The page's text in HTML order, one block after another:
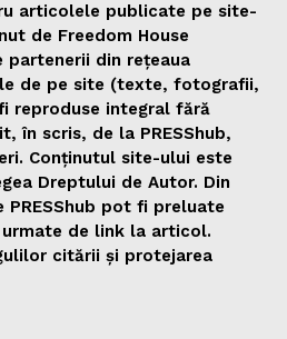
articolele publicate pe site-
de Freedom House
partenerii din rețeaua
de pe site (texte, fotografii,
reproduse integral fără
în scris, de la PRESShub,
Conținutul site-ului este
Dreptului de Autor. Din
pot fi preluate
de link la articol.
citării și protejarea